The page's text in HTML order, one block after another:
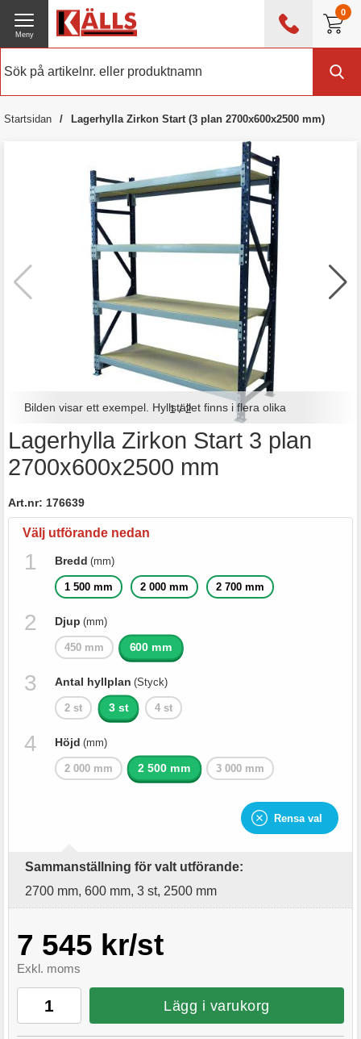
0
0476 - 214 80
Meny
Startsidan Lagerhylla Zirkon Start (3 plan 2700x600x2500 mm)
Lagerhylla Zirkon Start 3 plan
2700x600x2500 mm
Art.nr: 176639
Välj utförande nedan
Bredd (mm)
1 500 mm 2 000 mm 2 700 mm
Djup (mm)
450 mm 600 mm
Antal hyllplan (Styck)
2 st 3 st 4 st
Höjd (mm)
2 000 mm 2 500 mm 3 000 mm
Rensa val
Sammanställning för valt utförande:
2700 mm, 600 mm, 3 st, 2500 mm
7 545 kr/st
Exkl. moms
Lägg i varukorg
Bilden visar ett exempel. Hyllstället finns i flera olika
utföranden.
1/2